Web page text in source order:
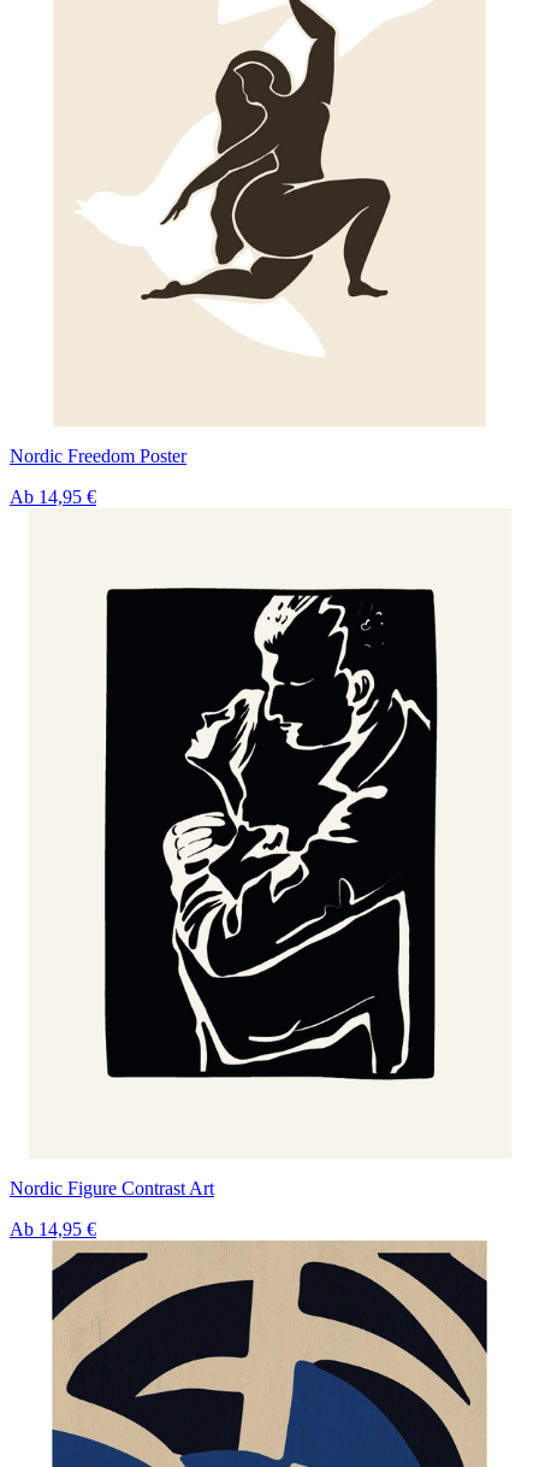
Nordic Freedom Poster
Ab 14,95 €
Nordic Figure Contrast Art
Ab 14,95 €